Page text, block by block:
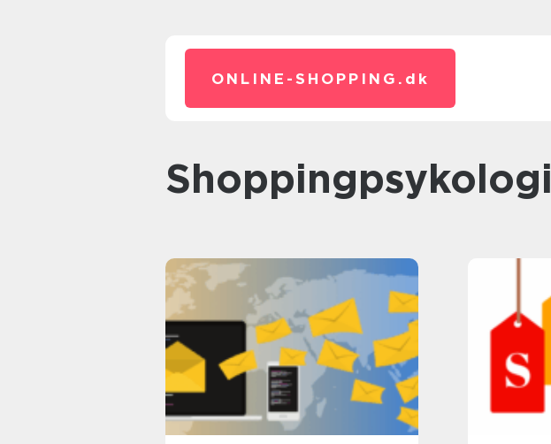
ONLINE-SHOPPING. dk
Shoppingpsykologi